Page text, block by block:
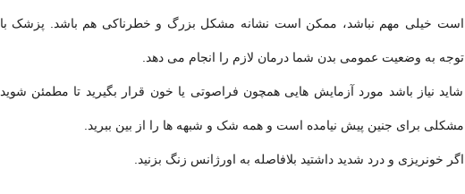
است خیلی مهم نباشد، ممکن است نشانه مشکل بزرگ و خطرناکی هم باشد. پزشک با
توجه به وضعیت عمومی بدن شما درمان لازم را انجام می دهد.
شاید نیاز باشد مورد آزمایش هایی همچون فراصوتی یا خون قرار بگیرید تا مطمئن شوید
مشکلی برای جنین پیش نیامده است و همه شک و شبهه ها را از بین ببرید.
اگر خونریزی و درد شدید داشتید بلافاصله به اورژانس زنگ بزنید.